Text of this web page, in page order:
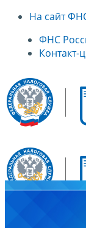
На сайт
ФНС
Контакт-